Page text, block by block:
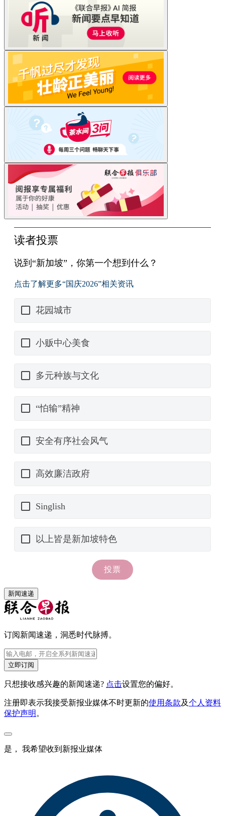
新闻速递
订阅新闻速递，洞悉时代脉搏。
立即订阅
只想接收感兴趣的新闻速递? 点击设置您的偏好。
注册即表示我接受新报业媒体不时更新的使用条款及个人资料
保护声明 。
是， 我希望收到新报业媒体